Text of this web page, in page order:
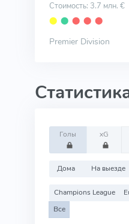
Стоимость: 3.7 млн. €
⬤ ⬤ ⬤ ⬤ ⬤
Premier Division
Голы xG
Дома На выезде
Champions League
Все